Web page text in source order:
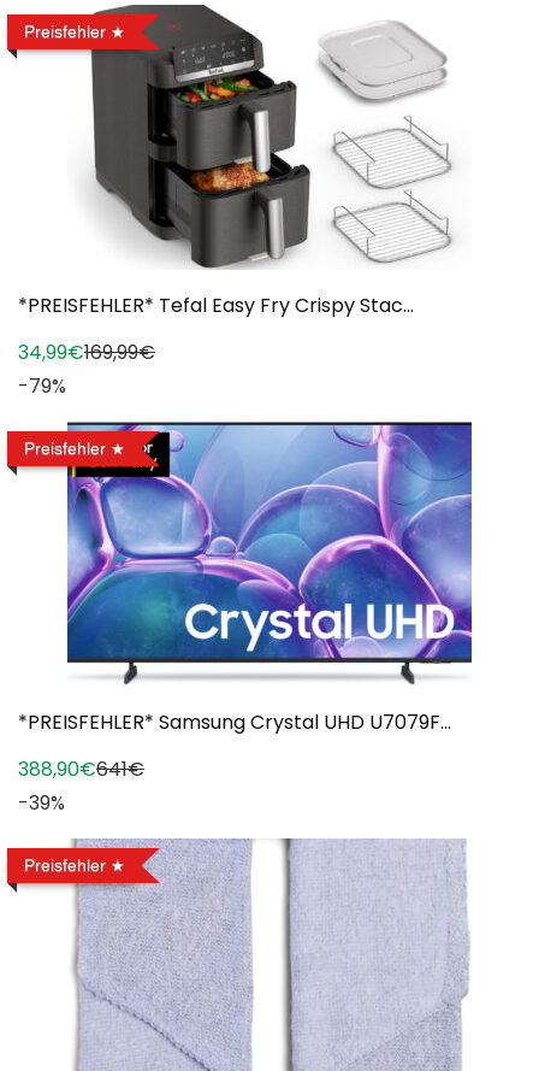
Preisfehler
*PREISFEHLER* Tefal Easy Fry Crispy Stac...
34,99€169,99€
-79%
Preisfehler
*PREISFEHLER* Samsung Crystal UHD U7079F...
388,90€641€
-39%
Preisfehler